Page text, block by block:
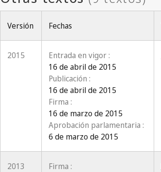
Versión Fechas
2015
Entrada en vigor :
16 de abril de 2015
Publicación :
16 de abril de 2015
Firma :
16 de marzo de 2015
Aprobación parlamentaria :
6 de marzo de 2015
2013
Firma :